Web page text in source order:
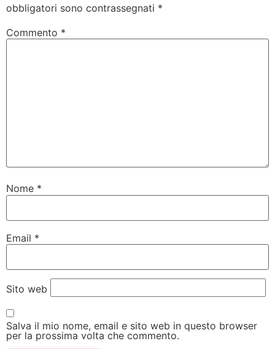
obbligatori sono contrassegnati *
Commento *
Nome *
Email *
Sito web
Salva il mio nome, email e sito web in questo browser
per la prossima volta che commento.